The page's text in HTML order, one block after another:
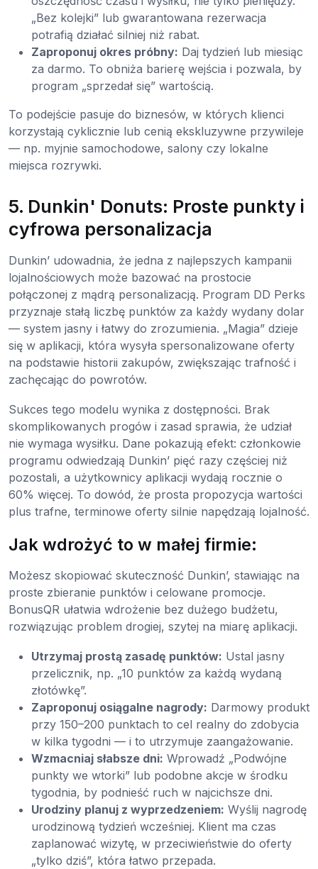
„Bez kolejki” lub gwarantowana rezerwacja
potrafią działać silniej niż rabat.
Zaproponuj okres próbny: Daj tydzień lub miesiąc
za darmo. To obniża barierę wejścia i pozwala, by
program „sprzedał się” wartością.
To podejście pasuje do biznesów, w których klienci
korzystają cyklicznie lub cenią ekskluzywne przywileje
— np. myjnie samochodowe, salony czy lokalne
miejsca rozrywki.
5. Dunkin' Donuts: Proste punkty i
cyfrowa personalizacja
Dunkin’ udowadnia, że jedna z najlepszych kampanii
lojalnościowych może bazować na prostocie
połączonej z mądrą personalizacją. Program DD Perks
przyznaje stałą liczbę punktów za każdy wydany dolar
— system jasny i łatwy do zrozumienia. „Magia” dzieje
się w aplikacji, która wysyła spersonalizowane oferty
na podstawie historii zakupów, zwiększając trafność i
zachęcając do powrotów.
Sukces tego modelu wynika z dostępności. Brak
skomplikowanych progów i zasad sprawia, że udział
nie wymaga wysiłku. Dane pokazują efekt: członkowie
programu odwiedzają Dunkin’ pięć razy częściej niż
pozostali, a użytkownicy aplikacji wydają rocznie o
60% więcej. To dowód, że prosta propozycja wartości
plus trafne, terminowe oferty silnie napędzają lojalność.
Jak wdrożyć to w małej firmie:
Możesz skopiować skuteczność Dunkin’, stawiając na
proste zbieranie punktów i celowane promocje.
BonusQR ułatwia wdrożenie bez dużego budżetu,
rozwiązując problem drogiej, szytej na miarę aplikacji.
Utrzymaj prostą zasadę punktów: Ustal jasny
przelicznik, np. „10 punktów za każdą wydaną
złotówkę”.
Zaproponuj osiągalne nagrody: Darmowy produkt
przy 150–200 punktach to cel realny do zdobycia
w kilka tygodni — i to utrzymuje zaangażowanie.
Wzmacniaj słabsze dni: Wprowadź „Podwójne
punkty we wtorki” lub podobne akcje w środku
tygodnia, by podnieść ruch w najcichsze dni.
Urodziny planuj z wyprzedzeniem: Wyślij nagrodę
urodzinową tydzień wcześniej. Klient ma czas
zaplanować wizytę, w przeciwieństwie do oferty
„tylko dziś”, która łatwo przepada.